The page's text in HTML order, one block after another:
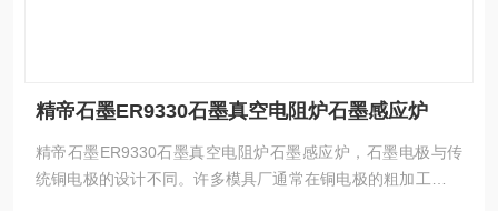
精帝石墨ER9330石墨真空电阻炉石墨感应炉
精帝石墨ER9330石墨真空电阻炉石墨感应炉，石墨电极与传
统铜电极的设计不同。许多模具厂通常在铜电极的粗加工和精